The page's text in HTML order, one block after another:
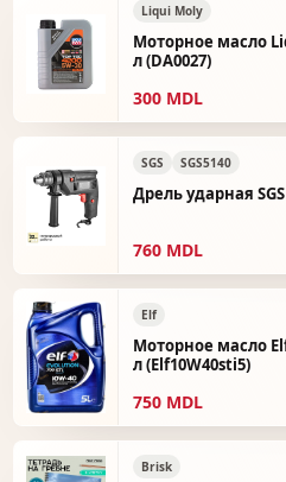
Liqui Moly
Моторное масло
л (DA0027)
300 MDL
SGS SGS5140
Дрель ударная SGS
760 MDL
Elf
Моторное масло
л (Elf10W40sti5)
750 MDL
Brisk